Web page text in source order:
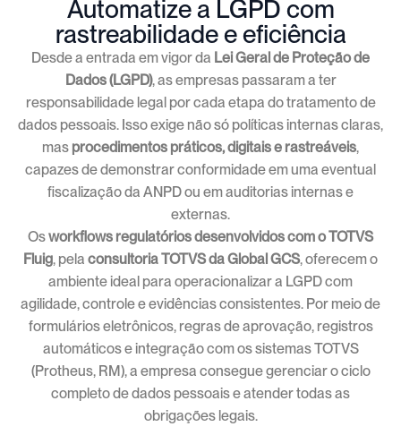
Automatize a LGPD com
rastreabilidade e eficiência
Desde a entrada em vigor da Lei Geral de Proteção de
Dados (LGPD), as empresas passaram a ter
responsabilidade legal por cada etapa do tratamento de
dados pessoais. Isso exige não só políticas internas claras,
mas procedimentos práticos, digitais e rastreáveis,
capazes de demonstrar conformidade em uma eventual
fiscalização da ANPD ou em auditorias internas e
externas.
Osworkflows regulatórios desenvolvidos com o TOTVS
Fluig, pela consultoria TOTVS da Global GCS, oferecem o
ambiente ideal para operacionalizar a LGPD com
agilidade, controle e evidências consistentes. Por meio de
formulários eletrônicos, regras de aprovação, registros
automáticos e integração com os sistemas TOTVS
(Protheus, RM), a empresa consegue gerenciar o ciclo
completo de dados pessoais e atender todas as
obrigações legais.